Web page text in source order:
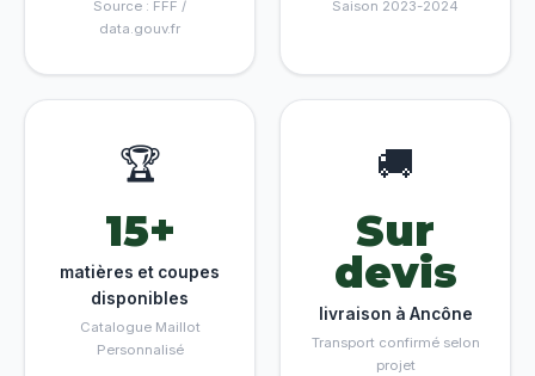
Source : FFF /
data.gouv.fr
Saison 2023-2024
🏆
15+
matières et coupes
disponibles
Catalogue Maillot
Personnalisé
🚚
Sur
devis
livraison à Ancône
Transport confirmé selon
projet